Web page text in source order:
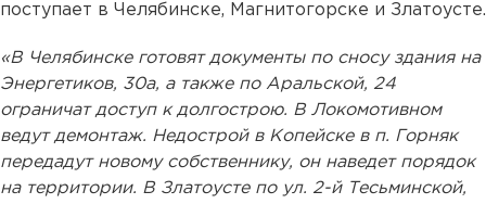
поступает в Челябинске, Магнитогорске и Златоусте.
«В Челябинске готовят документы по сносу здания на
Энергетиков, 30а, а также по Аральской, 24
ограничат доступ к долгострою. В Локомотивном
ведут демонтаж. Недострой в Копейске в п. Горняк
передадут новому собственнику, он наведет порядок
на территории. В Златоусте по ул. 2-й Тесьминской,